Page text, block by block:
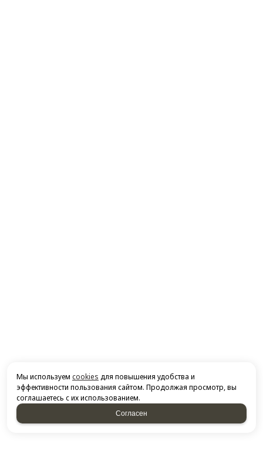
Мы используем cookies для повышения удобства и
эффективности пользования сайтом. Продолжая просмотр, вы
соглашаетесь с их использованием.
Согласен